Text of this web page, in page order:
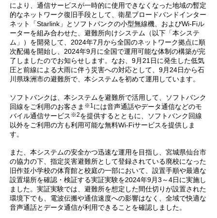
により、通信サービスが一時的に使用できなくなった地域の暫定
的なネットワーク復旧手段として、衛星ブロードバンドインター
ネット「Starlink」とソフトバンクの小型無線機、およびWi-Fiル
ーターを組み合わせた、避難所向けシステム（以下「本システ
ム」）を開発して、2024年7月から全国のネットワーク拠点に順
次配備を開始し、2024年9月に全国で運用可能な体制の構築が完
了しましたのでお知らせします。なお、9月21日に発生した低気
圧と前線による大雨に伴う災害への対応として、9月24日から石
川県珠洲市の避難所で、本システムを初めて運用しています。
ソフトバンクは、本システムを避難所で活用して、ソフトバンク
回線をご利用のお客さま ※1には音声通話やデータ通信などのモ
バイル通信サービス ※2を提供するとともに、ソフトバンク回線
以外をご利用の方も利用可能な無料Wi-Fiサービスを提供しま
す。
また、本システムの安全かつ迅速な運用を目指し、宮城県仙台市
の協力の下、指定災害避難所として登録されている廃校になった
旧作並小学校の体育館と校庭の一部において、設置手順や最適な
設置場所を確認・検証する実証実験を2024年9月3～4日に実施し
ました。実証実験では、避難所を想定した間仕切りが設置された
環境下でも、電波伝搬や通信速度への影響はなく、全域で快適な
音声通話とデータ通信が利用できることを確認しました。